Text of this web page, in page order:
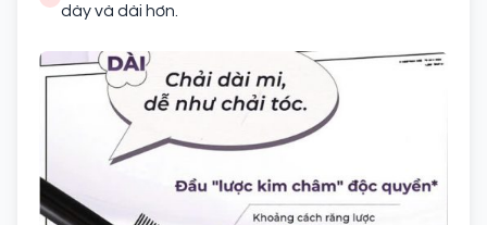
dày và dài hơn.